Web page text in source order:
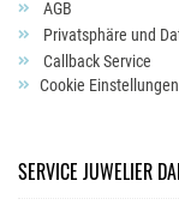
AGB
Privatsphäre und
Callback Service
Cookie Einstellungen
SERVICE JUWELIER